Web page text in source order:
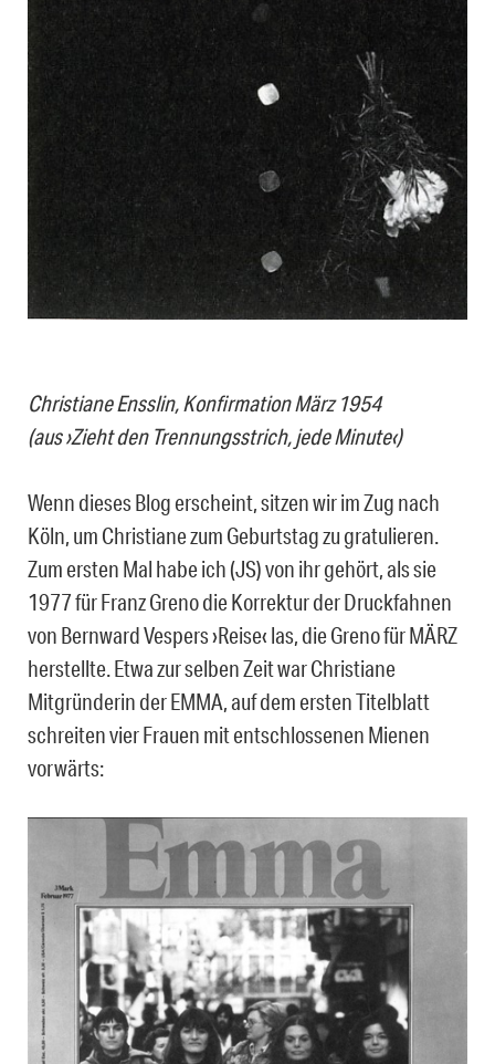
Christiane Ensslin, Konfirmation März 1954
(aus ›Zieht den Trennungsstrich, jede Minute‹)
Wenn dieses Blog erscheint, sitzen wir im Zug nach
Köln, um Christiane zum Geburtstag zu gratulieren.
Zum ersten Mal habe ich (JS) von ihr gehört, als sie
1977 für Franz Greno die Korrektur der Druckfahnen
von Bernward Vespers ›Reise‹ las, die Greno für MÄRZ
herstellte. Etwa zur selben Zeit war Christiane
Mitgründerin der EMMA, auf dem ersten Titelblatt
schreiten vier Frauen mit entschlossenen Mienen
vorwärts: